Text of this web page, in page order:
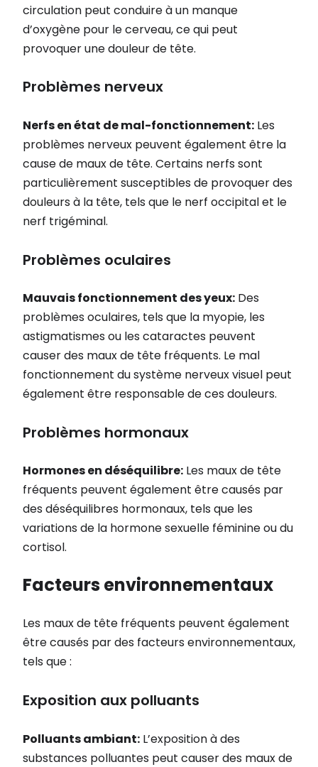
circulation peut conduire à un manque
d’oxygène pour le cerveau, ce qui peut
provoquer une douleur de tête.
Problèmes nerveux
Nerfs en état de mal-fonctionnement: Les
problèmes nerveux peuvent également être la
cause de maux de tête. Certains nerfs sont
particulièrement susceptibles de provoquer des
douleurs à la tête, tels que le nerf occipital et le
nerf trigéminal.
Problèmes oculaires
Mauvais fonctionnement des yeux: Des
problèmes oculaires, tels que la myopie, les
astigmatismes ou les cataractes peuvent
causer des maux de tête fréquents. Le mal
fonctionnement du système nerveux visuel peut
également être responsable de ces douleurs.
Problèmes hormonaux
Hormones en déséquilibre: Les maux de tête
fréquents peuvent également être causés par
des déséquilibres hormonaux, tels que les
variations de la hormone sexuelle féminine ou du
cortisol.
Facteurs environnementaux
Les maux de tête fréquents peuvent également
être causés par des facteurs environnementaux,
tels que :
Exposition aux polluants
Polluants ambiant: L’exposition à des
substances polluantes peut causer des maux de